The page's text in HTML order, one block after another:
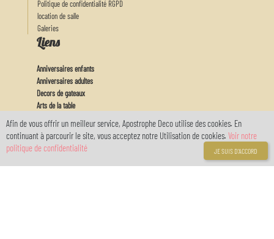
Politique de confidentialité RGPD
location de salle
Galeries
Liens
Anniversaires enfants
Anniversaires adultes
Decors de gateaux
Arts de la table
Feux d'artifices
Baby
Mon Compte
Afin de vous offrir un meilleur service, Apostrophe Deco utilise des cookies. En
continuant à parcourir le site, vous acceptez notre Utilisation de cookies. Voir notre
politique de confidentialité
JE SUIS D'ACCORD